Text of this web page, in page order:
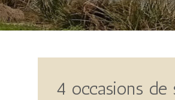
4 occasions de